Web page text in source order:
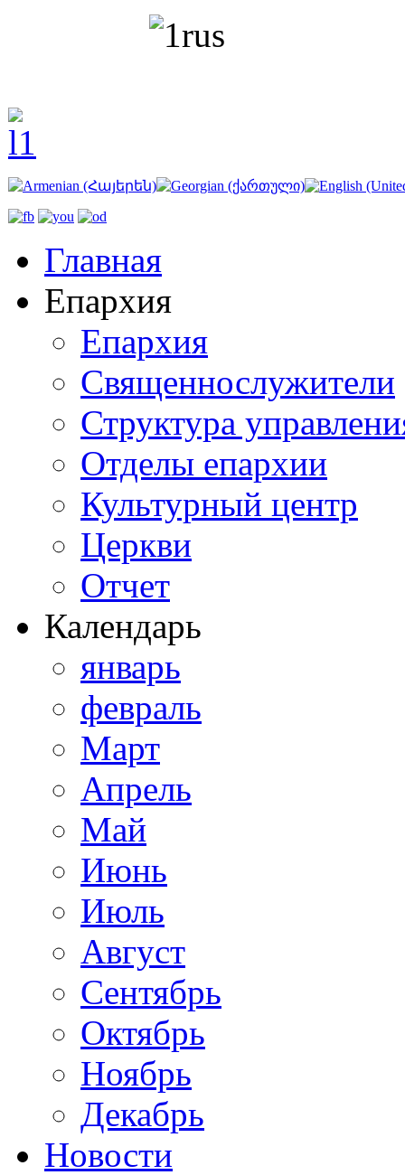
Главная
Епархия
Епархия
Священнослужители
Структура
Отделы епархии
Культурный центр
Церкви
Отчет
Календарь
январь
февраль
Март
Апрель
Май
Июнь
Июль
Август
Сентябрь
Октябрь
Ноябрь
Декабрь
Новости